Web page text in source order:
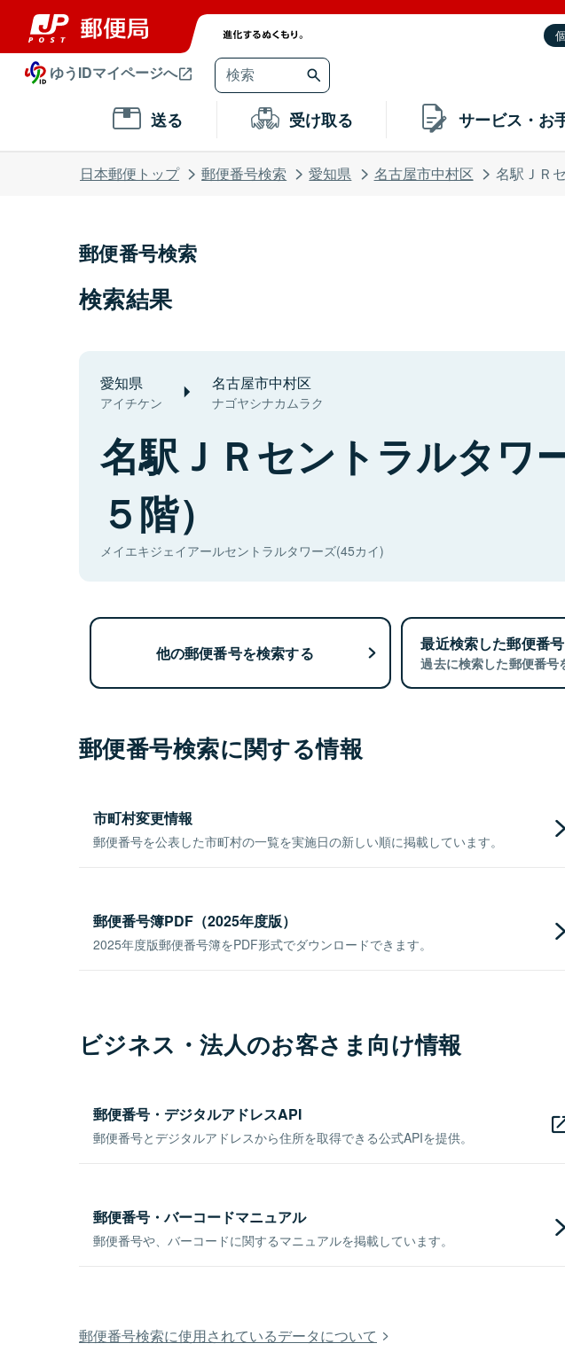
ゆうIDマイページへ
送る 受け取る サービス・お
日本郵便トップ 郵便番号検索 愛知県 名古屋市中村区 名駅ＪＲ
郵便番号検索
検索結果
愛知県
アイチケン
名古屋市中村区
ナゴヤシナカムラク
名駅ＪＲセントラルタワ
５階）
メイエキジェイアールセントラルタワーズ(45カイ)
他の郵便番号を検索する 最近検索した郵便番号
過去に検索した郵便番号
郵便番号検索に関する情報
市町村変更情報
郵便番号を公表した市町村の一覧を実施日の新しい順に掲載しています。
郵便番号簿PDF（2025年度版）
2025年度版郵便番号簿をPDF形式でダウンロードできます。
ビジネス・法人のお客さま向け情報
郵便番号・デジタルアドレスAPI
郵便番号とデジタルアドレスから住所を取得できる公式APIを提供。
郵便番号・バーコードマニュアル
郵便番号や、バーコードに関するマニュアルを掲載しています。
郵便番号検索に使用されているデータについて